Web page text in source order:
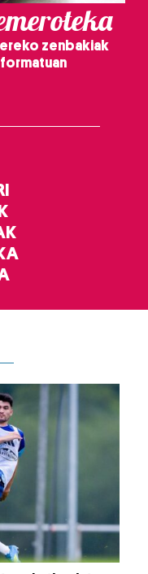
zenbakiak
formatuan